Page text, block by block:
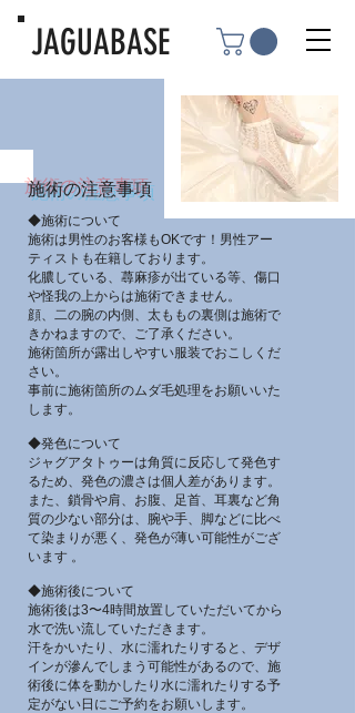
JAGUABASE
施術の注意事項​
◆施術について
施術は男性のお客様もOKです！男性アー
ティストも在籍しております。
化膿している、蕁麻疹が出ている等、傷口
や怪我の上からは施術できません。
顔、二の腕の内側、太ももの裏側は施術で
きかねますので、ご了承ください。
施術箇所が露出しやすい服装でおこしくだ
さい。
事前に施術箇所のムダ毛処理をお願いいた
します。
◆発色について
ジャグアタトゥーは角質に反応して発色す
るため、発色の濃さは個人差があります。
また、鎖骨や肩、お腹、足首、耳裏など角
質の少ない部分は、腕や手、脚などに比べ
て染まりが悪く、発色が薄い可能性がござ
います 。
◆施術後について
施術後は3〜4時間放置していただいてから
水で洗い流していただきます。
汗をかいたり、水に濡れたりすると、デザ
インが滲んでしまう可能性があるので、施
術後に体を動かしたり水に濡れたりする予
定がない日にご予約をお願いします。